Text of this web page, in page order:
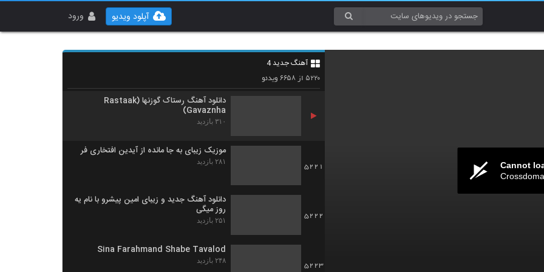
ورود آپلود ویدیو
Cannot
آهنگ جدید 4
۵۲۲۰ از ۶۶۵۸ویدئو
5219
موزیک زیبای سرکوب از علیرضا قربانی
دانلود آهنگ رستاک گوزنها (Rastaak
Gavaznha)
۳۱۰ بازدید
5221
موزیک زیبای به جا مانده از آیدین افتخاری فر
۲۸۱ بازدید
5222
دانلود آهنگ جدید و زیبای امین پیشرو با نام یه
روز میگی
۲۵۱ بازدید
5223
Sina Farahmand Shabe Tavalod
۲۴۸ بازدید